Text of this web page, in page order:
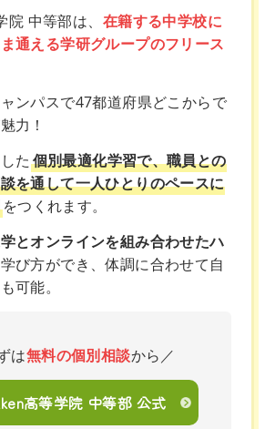
中等部は、 在籍する中学校に
通える学研グループのフリース
ンパスで47都道府県どこからで
力！
た 個別最適化学習で、職員との
を通して一人ひとりのペースに
をつくれます。
とオンラインを組み合わせたハ
び方ができ、体調に合わせて自
可能。
は無料の個別相談から／
高等学院 中等部 公式